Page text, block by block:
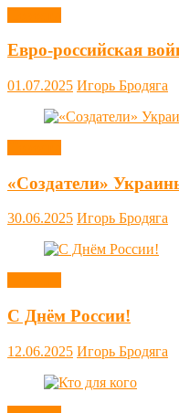
Евро-российская
01.07.2025 Игорь Бродяга
«Создатели»
30.06.2025 Игорь Бродяга
С Днём России!
12.06.2025 Игорь Бродяга